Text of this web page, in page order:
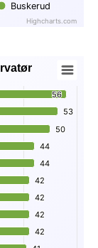
Buskerud
Highcharts.com
from 41 to
56
56
53
53
50
50
44
44
44
44
42
42
42
42
42
42
42
42